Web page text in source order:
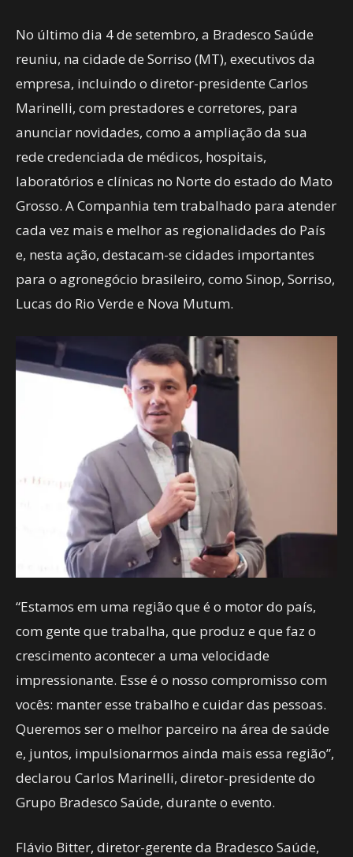
No último dia 4 de setembro, a Bradesco Saúde
reuniu, na cidade de Sorriso (MT), executivos da
empresa, incluindo o diretor-presidente Carlos
Marinelli, com prestadores e corretores, para
anunciar novidades, como a ampliação da sua
rede credenciada de médicos, hospitais,
laboratórios e clínicas no Norte do estado do Mato
Grosso. A Companhia tem trabalhado para atender
cada vez mais e melhor as regionalidades do País
e, nesta ação, destacam-se cidades importantes
para o agronegócio brasileiro, como Sinop, Sorriso,
Lucas do Rio Verde e Nova Mutum.
“Estamos em uma região que é o motor do país,
com gente que trabalha, que produz e que faz o
crescimento acontecer a uma velocidade
impressionante. Esse é o nosso compromisso com
vocês: manter esse trabalho e cuidar das pessoas.
Queremos ser o melhor parceiro na área de saúde
e, juntos, impulsionarmos ainda mais essa região”,
declarou Carlos Marinelli, diretor-presidente do
Grupo Bradesco Saúde, durante o evento.
Flávio Bitter, diretor-gerente da Bradesco Saúde,